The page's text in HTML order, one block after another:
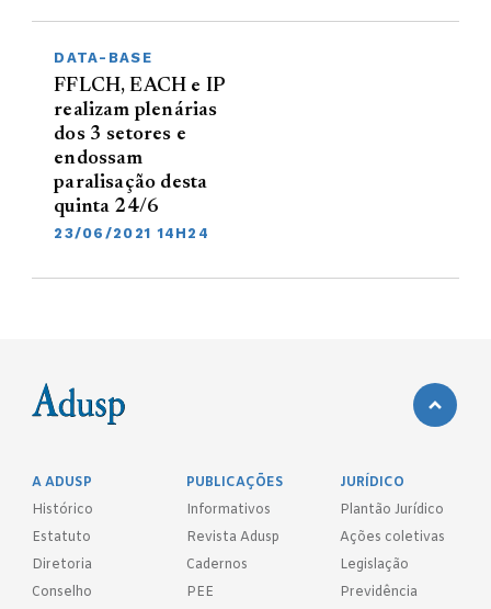
DATA-BASE
FFLCH, EACH e IP
realizam plenárias
dos 3 setores e
endossam
paralisação desta
quinta 24/6
23/06/2021 14H24
A ADUSP
Histórico
Estatuto
Diretoria
Conselho
PUBLICAÇÕES
Informativos
Revista Adusp
Cadernos
PEE
JURÍDICO
Plantão Jurídico
Ações coletivas
Legislação
Previdência